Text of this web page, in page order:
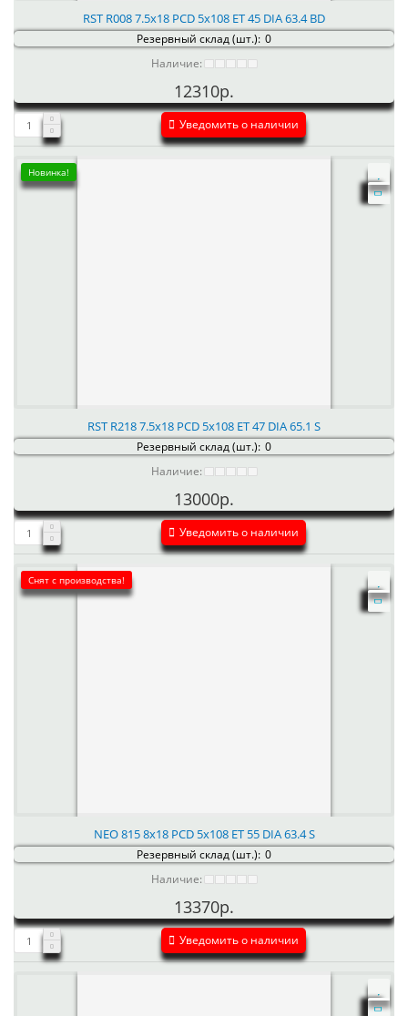
RST R008 7.5x18 PCD 5x108 ET 45 DIA 63.4 BD
Резервный склад (шт.): 0
Наличие:
12310р.
Уведомить о наличии
Новинка!
RST R218 7.5x18 PCD 5x108 ET 47 DIA 65.1 S
Резервный склад (шт.): 0
Наличие:
13000р.
Уведомить о наличии
Снят с производства!
NEO 815 8x18 PCD 5x108 ET 55 DIA 63.4 S
Резервный склад (шт.): 0
Наличие:
13370р.
Уведомить о наличии